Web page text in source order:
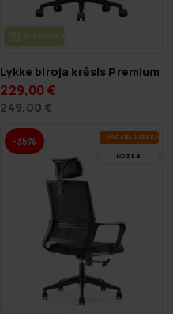
BEZ­MAK­SAS PIE­GĀ­DE
Lykke biroja krēsls Premium
229,00 €
249,00 €
-35% VA­SA­RAS IZ­SKA­ŅA
LĪDZ 9.8.